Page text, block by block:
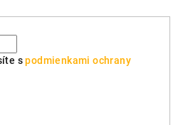
spodmienkami ochrany